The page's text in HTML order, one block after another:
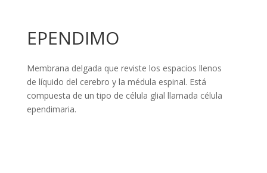
EPENDIMO
Membrana delgada que reviste los espacios llenos
de líquido del cerebro y la médula espinal. Está
compuesta de un tipo de célula glial llamada célula
ependimaria.